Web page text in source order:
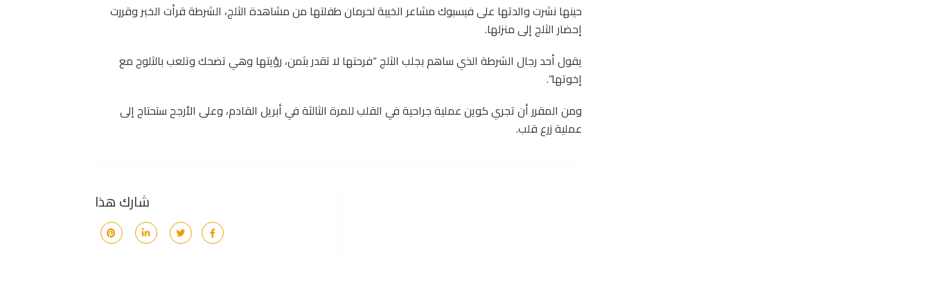
حينها نشرت والدتها على فيسبوك مشاعر الخيبة لحرمان طفلتها من مشاهدة الثلج، الشرطة قرأت الخبر وقررت
إحضار الثلج إلى منزلها.
يقول أحد رجال الشرطة الذي ساهم بجلب الثلج “فرحتها لا تقدر بثمن، رؤيتها وهي تضحك وتلعب بالثلوج مع
إخوتها”.
ومن المقرر أن تجري كوين عملية جراحية في القلب للمرة الثالثة في أبريل القادم، وعلى الأرجح ستحتاج إلى
عملية زرع قلب.
شارك هذا